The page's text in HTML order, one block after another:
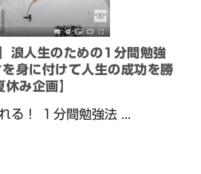
浪人生のための1分間勉強
身に付けて人生の成功を勝
み企画】
る！ １分間勉強法 ...